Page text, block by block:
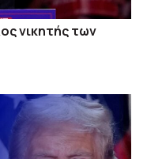
νικητής των